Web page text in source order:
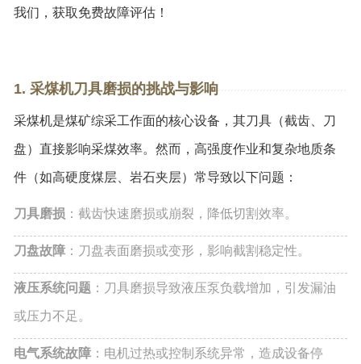
我们，获取免费故障评估！
1. 采煤机刀具磨损的挑战与影响
采煤机是煤矿综采工作面的核心设备，其刀具（截齿、刀
盘）直接影响采煤效率。然而，高强度作业和复杂地质条
件（如高硬度煤层、岩石夹层）常导致以下问题：
刀具磨损 ：截齿快速磨损或崩裂，降低切割效率。
刀盘故障 ：刀盘表面磨损或变形，影响截割稳定性。
液压系统问题 ：刀具磨损导致液压泵负载增加，引发漏油
或压力不足。
电气系统故障 ：电机过热或控制系统异常，造成设备停